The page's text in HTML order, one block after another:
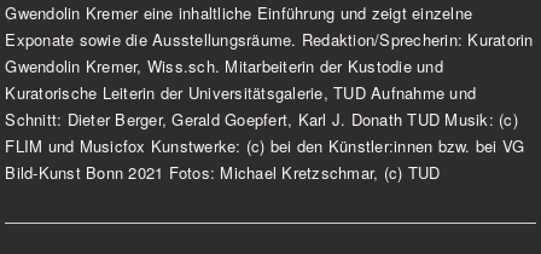
Gwendolin Kremer eine inhaltliche Einführung und zeigt einzelne
Exponate sowie die Ausstellungsräume. Redaktion/Sprecherin: Kuratorin
Gwendolin Kremer, Wiss.sch. Mitarbeiterin der Kustodie und
Kuratorische Leiterin der Universitätsgalerie, TUD Aufnahme und
Schnitt: Dieter Berger, Gerald Goepfert, Karl J. Donath TUD Musik: (c)
FLIM und Musicfox Kunstwerke: (c) bei den Künstler:innen bzw. bei VG
Bild-Kunst Bonn 2021 Fotos: Michael Kretzschmar, (c) TUD